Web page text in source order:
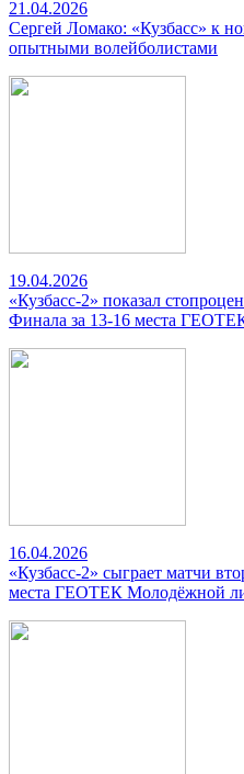
21.04.2026
Сергей Ломако: «Кузбасс» к
опытными волейболистами
19.04.2026
«Кузбасс-2» показал
Финала за 13-16 места
16.04.2026
«Кузбасс-2» сыграет матчи
места ГЕОТЕК Молодёжной